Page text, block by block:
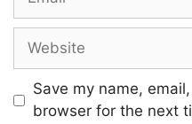
Maari varum Maari varum
Koodi varum koodi varum
Website
Save my name,
browser for the next